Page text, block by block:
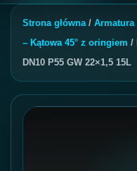
Strona główna/ Armatura
– Kątowa 45° z oringiem /
DN10 P55 GW 22×1,5 15L